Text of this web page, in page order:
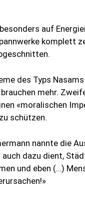
auf
komplett
des Typs Nasams
mehr.
«moralischen
schützen.
nannte die
dazu dient,
und eben (…)